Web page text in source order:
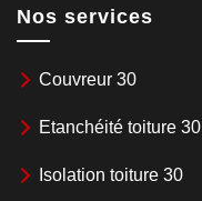
Nos services
Couvreur 30
Etanchéité toiture 30
Isolation toiture 30